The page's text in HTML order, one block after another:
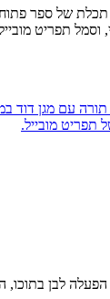
לבן בתוכו,